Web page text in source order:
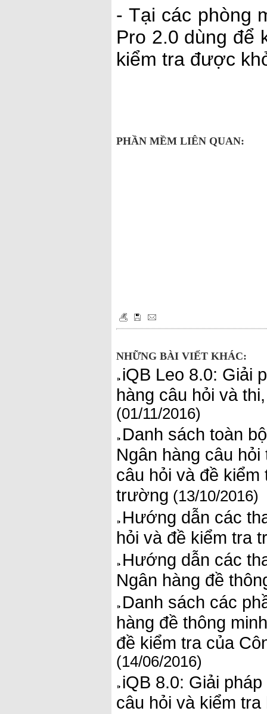
- Tại các phòng
Pro 2.0 dùng để
kiểm tra được
PHẦN MỀM LIÊN QUAN:
NHỮNG BÀI VIẾT KHÁC:
iQB Leo 8.0: Giải
hàng câu hỏi và
(01/11/2016)
Danh sách toàn
Ngân hàng câu
câu hỏi và đề kiểm
trường (13/10/2016)
Hướng dẫn các
hỏi và đề kiểm tra
Hướng dẫn các
Ngân hàng đề
Danh sách các
hàng đề thông
đề kiểm tra của
(14/06/2016)
iQB 8.0: Giải
câu hỏi và kiểm